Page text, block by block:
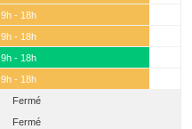
9h - 18h
9h - 18h
9h - 18h
9h - 18h
Fermé
Fermé